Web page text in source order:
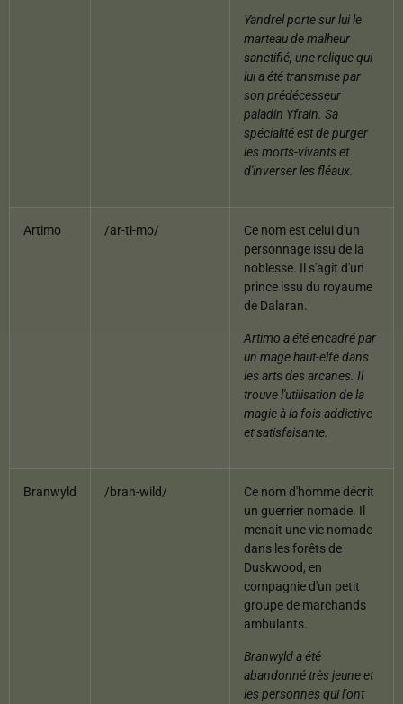
Yandrel porte sur lui le
marteau de malheur
sanctifié, une relique qui
lui a été transmise par
son prédécesseur
paladin Yfrain. Sa
spécialité est de purger
les morts-vivants et
d'inverser les fléaux.
Artimo /ar-ti-mo/
Ce nom est celui d'un
personnage issu de la
noblesse. Il s'agit d'un
prince issu du royaume
de Dalaran.
Artimo a été encadré par
un mage haut-elfe dans
les arts des arcanes. Il
trouve l'utilisation de la
magie à la fois addictive
et satisfaisante.
Branwyld /bran-wild/
Ce nom d'homme décrit
un guerrier nomade. Il
menait une vie nomade
dans les forêts de
Duskwood, en
compagnie d'un petit
groupe de marchands
ambulants.
Branwyld a été
abandonné très jeune et
les personnes qui l'ont